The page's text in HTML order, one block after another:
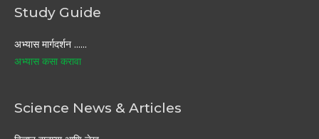
Study Guide
अभ्यास मार्गदर्शन ……
अभ्यास कसा करावा
Science News & Articles